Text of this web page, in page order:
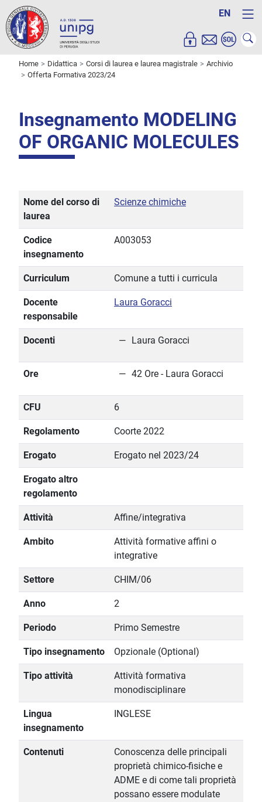
EN
Home Didattica Corsi di laurea e laurea magistrale
Archivio
Offerta Formativa 2023/24
Insegnamento MODELING
OF ORGANIC MOLECULES
Nome del corso di
laurea
Scienze chimiche
Codice
insegnamento
A003053
Curriculum Comune a tutti i curricula
Docente
responsabile
Laura Goracci
Docenti Laura Goracci
Ore 42 Ore - Laura Goracci
CFU 6
Regolamento Coorte 2022
Erogato Erogato nel 2023/24
Erogato altro
regolamento
Attività Affine/integrativa
Ambito
Attività formative affini o
integrative
Settore CHIM/06
Anno 2
Periodo Primo Semestre
Tipo insegnamento Opzionale (Optional)
Tipo attività
Attività formativa
monodisciplinare
Lingua
insegnamento
INGLESE
Contenuti
Conoscenza delle principali
proprietà chimico-fisiche e
ADME e di come tali proprietà
possano essere modulate